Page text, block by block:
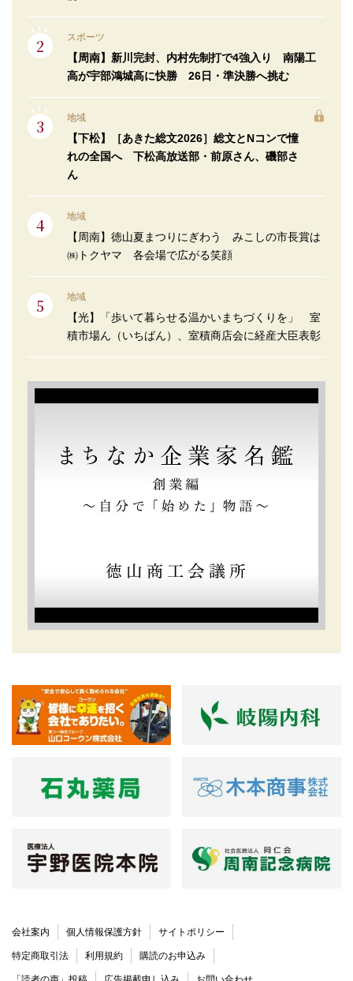
スポーツ
【周南】新川完封、内村先制打で4強入り 南陽工
高が宇部鴻城高に快勝 26日・準決勝へ挑む
地域
【下松】［あきた総文2026］総文とNコンで憧
れの全国へ 下松高放送部・前原さん、磯部さ
ん
地域
【周南】徳山夏まつりにぎわう みこしの市長賞は
㈱トクヤマ 各会場で広がる笑顔
地域
【光】「歩いて暮らせる温かいまちづくりを」 室
積市場ん（いちばん）、室積商店会に経産大臣表彰
会社案内 個人情報保護方針 サイトポリシー
特定商取引法 利用規約 購読のお申込み